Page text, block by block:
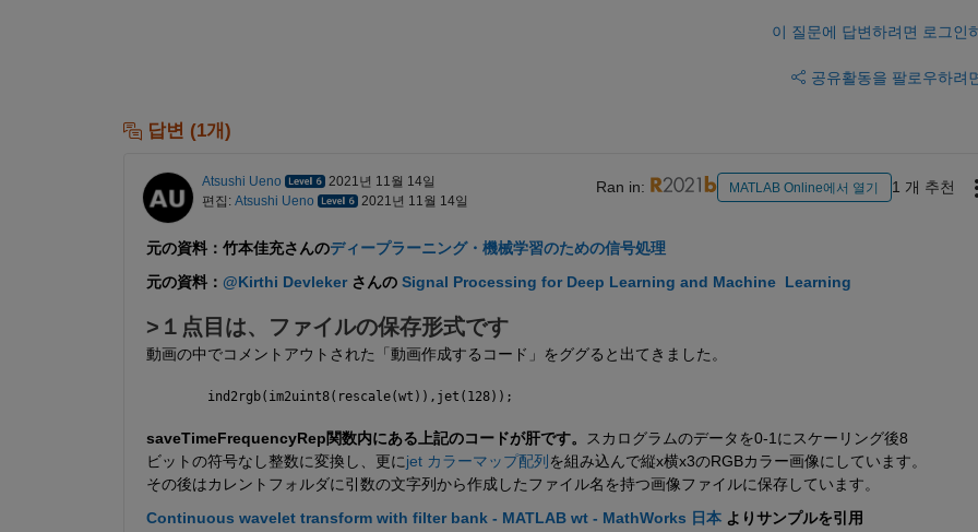
이 질문에 답변하려면 로그인
공유활동을 팔로우하려
답변 (1개)
Atsushi Ueno
2021년 11월 14일
편집: Atsushi Ueno 2021년 11월 14일
Ran in: MATLAB Online에서 열기 1 개 추천
元の資料：竹本佳充さんのディープラーニング・機械学習のための信号処理
元の資料： @Kirthi Devleker さんの Signal Processing for Deep Learning and Machine  Learning
>１点目は、ファイルの保存形式です
動画の中でコメントアウトされた「動画作成するコード」をググると出てきました。
ind2rgb(im2uint8(rescale(wt)),jet(128));
saveTimeFrequencyRep関数内にある上記のコードが肝です。
スカログラムのデータを0-1にスケーリング後8
ビットの符号なし整数に変換し、更にjet カラーマップ配列 を組み込んで縦x横x3のRGBカラー画像にしています。
その後はカレントフォルダに引数の文字列から作成したファイル名を持つ画像ファイルに保存しています。
Continuous wavelet transform with filter bank - MATLAB wt - MathWorks 日本 よりサンプルを引用